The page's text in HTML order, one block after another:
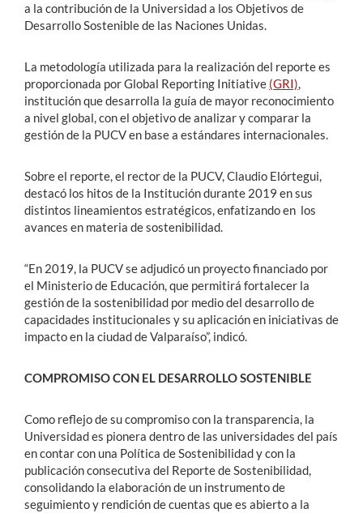
a la contribución de la Universidad a los Objetivos de
Desarrollo Sostenible de las Naciones Unidas.
La metodología utilizada para la realización del reporte es
proporcionada por Global Reporting Initiative (GRI),
institución que desarrolla la guía de mayor reconocimiento
a nivel global, con el objetivo de analizar y comparar la
gestión de la PUCV en base a estándares internacionales.
Sobre el reporte, el rector de la PUCV, Claudio Elórtegui,
destacó los hitos de la Institución durante 2019 en sus
distintos lineamientos estratégicos, enfatizando en los
avances en materia de sostenibilidad.
“En 2019, la PUCV se adjudicó un proyecto financiado por
el Ministerio de Educación, que permitirá fortalecer la
gestión de la sostenibilidad por medio del desarrollo de
capacidades institucionales y su aplicación en iniciativas de
impacto en la ciudad de Valparaíso”, indicó.
COMPROMISO CON EL DESARROLLO SOSTENIBLE
Como reflejo de su compromiso con la transparencia, la
Universidad es pionera dentro de las universidades del país
en contar con una Política de Sostenibilidad y con la
publicación consecutiva del Reporte de Sostenibilidad,
consolidando la elaboración de un instrumento de
seguimiento y rendición de cuentas que es abierto a la